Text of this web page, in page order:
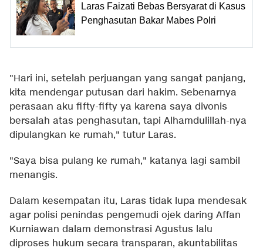
Laras Faizati Bebas Bersyarat di Kasus
Penghasutan Bakar Mabes Polri
"Hari ini, setelah perjuangan yang sangat panjang,
kita mendengar putusan dari hakim. Sebenarnya
perasaan aku fifty-fifty ya karena saya divonis
bersalah atas penghasutan, tapi Alhamdulillah-nya
dipulangkan ke rumah," tutur Laras.
"Saya bisa pulang ke rumah," katanya lagi sambil
menangis.
Dalam kesempatan itu, Laras tidak lupa mendesak
agar polisi penindas pengemudi ojek daring Affan
Kurniawan dalam demonstrasi Agustus lalu
diproses hukum secara transparan, akuntabilitas